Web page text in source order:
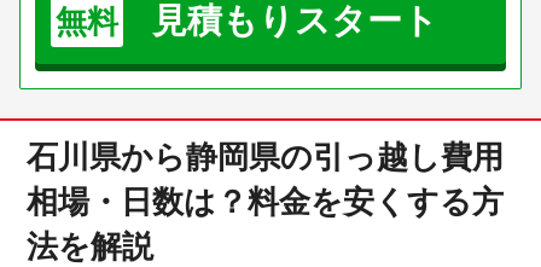
無料 見積もりスタート
石川県から静岡県の引っ越し費用
相場・日数は？料金を安くする方
法を解説